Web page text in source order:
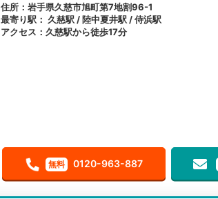
住所：岩手県久慈市旭町第7地割96-1
最寄り駅： 久慈駅 / 陸中夏井駅 / 侍浜駅
アクセス：久慈駅から徒歩17分
無料 0120-963-887